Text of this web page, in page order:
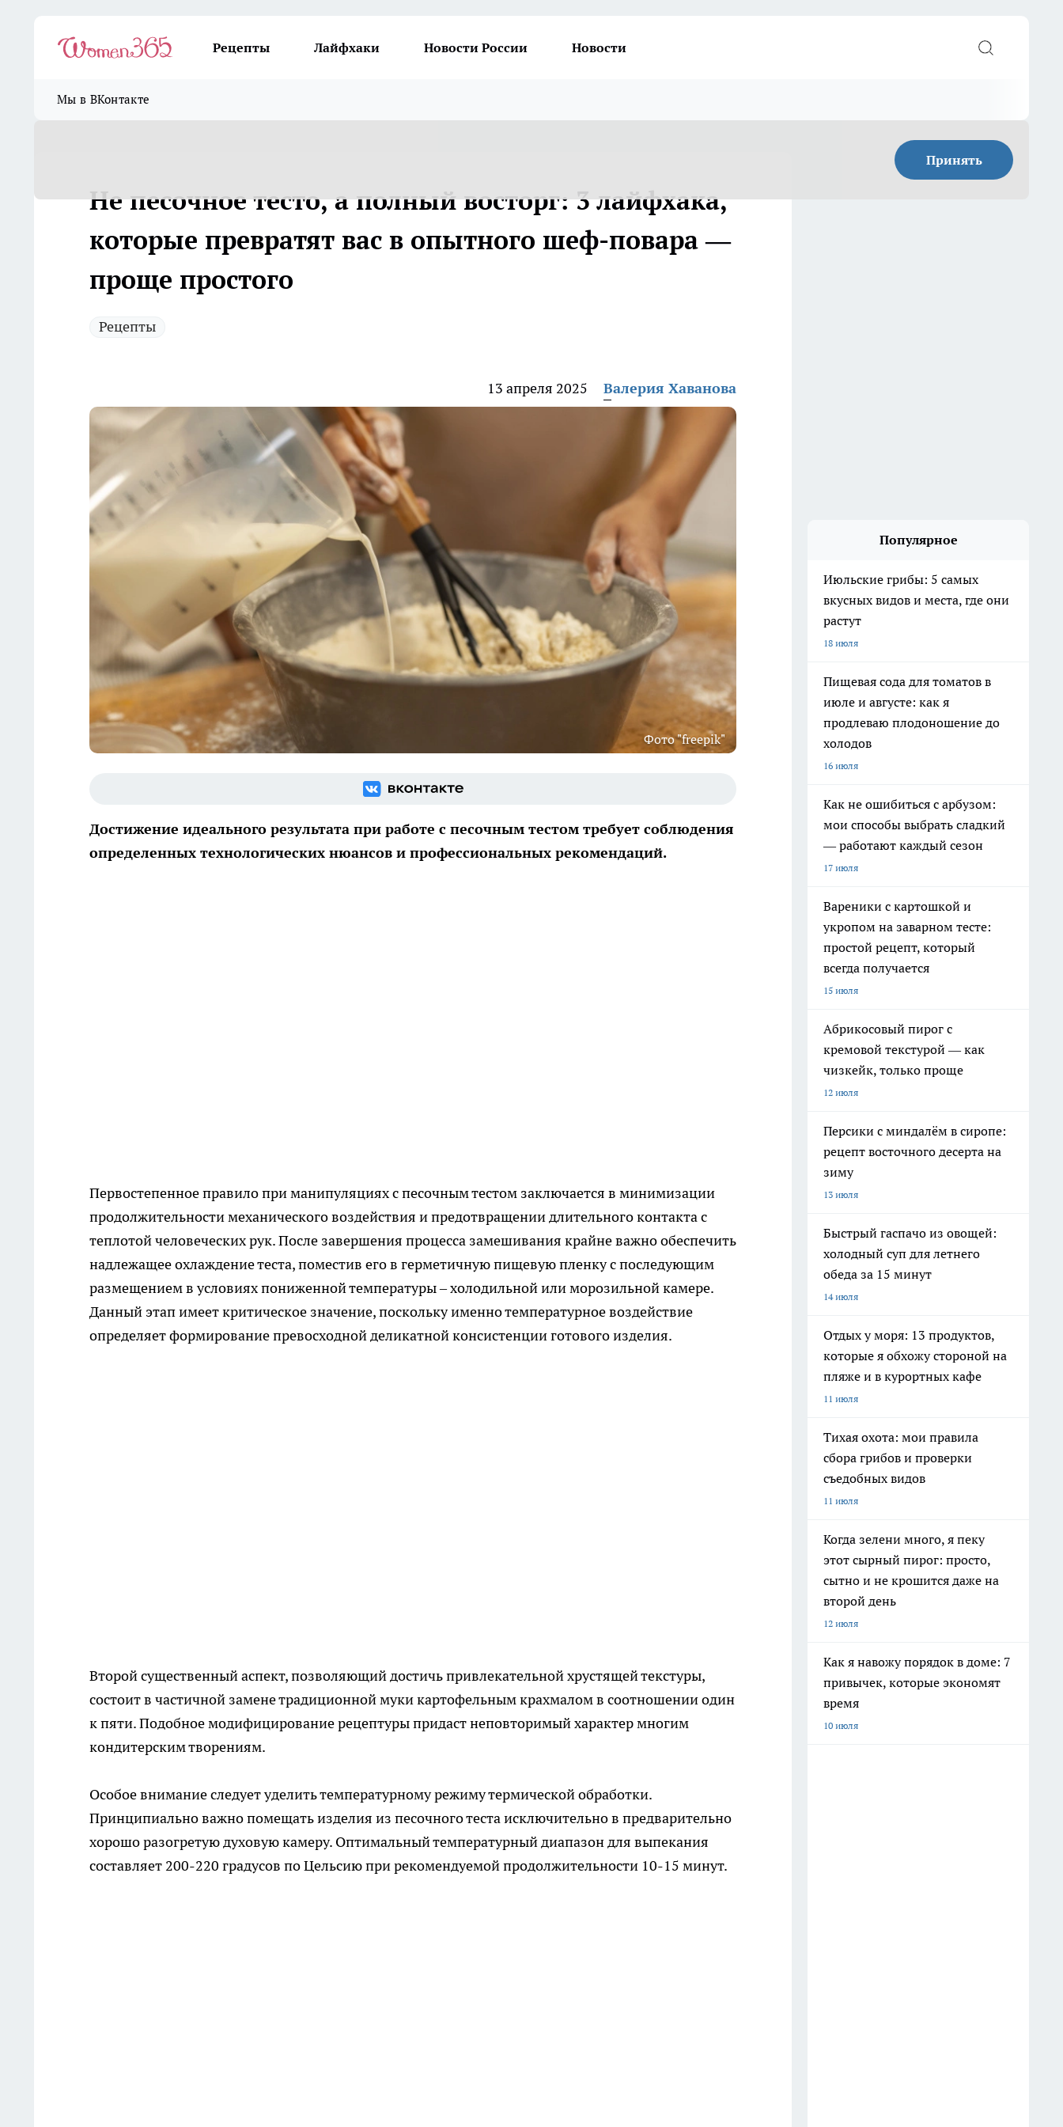
Рецепты Лайфхаки Новости России Новости
Мы в ВКонтакте
Принять
Не песочное тесто, а полный восторг: 3 лайфхака,
которые превратят вас в опытного шеф-повара —
проще простого
Рецепты
13 апреля 2025 Валерия Хаванова
Фото "freepik"
Достижение идеального результата при работе с песочным тестом требует соблюдения
определенных технологических нюансов и профессиональных рекомендаций.
Первостепенное правило при манипуляциях с песочным тестом заключается в минимизации
продолжительности механического воздействия и предотвращении длительного контакта с
теплотой человеческих рук. После завершения процесса замешивания крайне важно обеспечить
надлежащее охлаждение теста, поместив его в герметичную пищевую пленку с последующим
размещением в условиях пониженной температуры – холодильной или морозильной камере.
Данный этап имеет критическое значение, поскольку именно температурное воздействие
определяет формирование превосходной деликатной консистенции готового изделия.
Второй существенный аспект, позволяющий достичь привлекательной хрустящей текстуры,
состоит в частичной замене традиционной муки картофельным крахмалом в соотношении один
к пяти. Подобное модифицирование рецептуры придаст неповторимый характер многим
кондитерским творениям.
Особое внимание следует уделить температурному режиму термической обработки.
Принципиально важно помещать изделия из песочного теста исключительно в предварительно
хорошо разогретую духовую камеру. Оптимальный температурный диапазон для выпекания
составляет 200-220 градусов по Цельсию при рекомендуемой продолжительности 10-15 минут.
Популярное
Июльские грибы: 5 самых
вкусных видов и места, где они
растут
18 июля
Пищевая сода для томатов в
июле и августе: как я
продлеваю плодоношение до
холодов
16 июля
Как не ошибиться с арбузом:
мои способы выбрать сладкий
— работают каждый сезон
17 июля
Вареники с картошкой и
укропом на заварном тесте:
простой рецепт, который
всегда получается
15 июля
Абрикосовый пирог с
кремовой текстурой — как
чизкейк, только проще
12 июля
Персики с миндалём в сиропе:
рецепт восточного десерта на
зиму
13 июля
Быстрый гаспачо из овощей:
холодный суп для летнего
обеда за 15 минут
14 июля
Отдых у моря: 13 продуктов,
которые я обхожу стороной на
пляже и в курортных кафе
11 июля
Тихая охота: мои правила
сбора грибов и проверки
съедобных видов
11 июля
Когда зелени много, я пеку
этот сырный пирог: просто,
сытно и не крошится даже на
второй день
12 июля
Как я навожу порядок в доме: 7
привычек, которые экономят
время
10 июля